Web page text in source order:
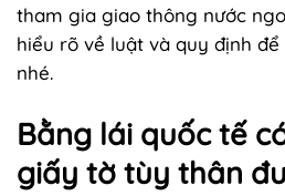
tham gia giao thông nước
hiểu rõ về luật và quy định
nhé.
Bằng lái quốc tế
giấy tờ tùy thân